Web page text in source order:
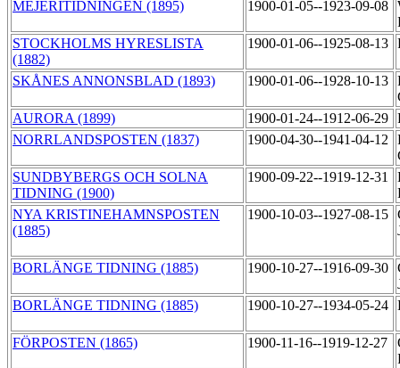
MEJERITIDNINGEN (1895)
1900-01-05--1923-09-08
STOCKHOLMS HYRESLISTA
(1882)
1900-01-06--1925-08-13
SKÅNES ANNONSBLAD (1893) 1900-01-06--1928-10-13
AURORA (1899)
1900-01-24--1912-06-29
NORRLANDSPOSTEN (1837)
1900-04-30--1941-04-12
SUNDBYBERGS OCH SOLNA
TIDNING (1900)
1900-09-22--1919-12-31
NYA KRISTINEHAMNSPOSTEN
(1885)
1900-10-03--1927-08-15
BORLÄNGE TIDNING (1885) 1900-10-27--1916-09-30
BORLÄNGE TIDNING (1885)
1900-10-27--1934-05-24
FÖRPOSTEN (1865) 1900-11-16--1919-12-27